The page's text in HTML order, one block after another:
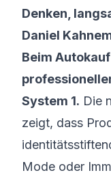
Denken,
Daniel
Beim
System 1. Die
zeigt, dass
Mode oder